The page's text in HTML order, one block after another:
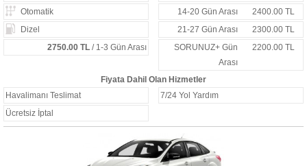
Otomatik
14-20 Gün Arası
2400.00 TL
Dizel
21-27 Gün Arası
2300.00 TL
2750.00 TL/ 1-3 Gün Arası
SORUNUZ+ Gün
Arası
2200.00 TL
Fiyata Dahil Olan Hizmetler
Havalimanı Teslimat
7/24 Yol Yardım
Ücretsiz İptal